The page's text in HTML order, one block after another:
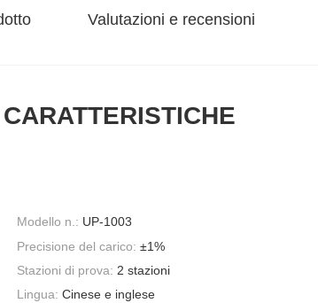
Valutazioni e recensioni
CARATTERISTICHE
Modello n.: UP-1003
Precisione del carico: ±1%
Stazioni di prova: 2 stazioni
Lingua: Cinese e inglese